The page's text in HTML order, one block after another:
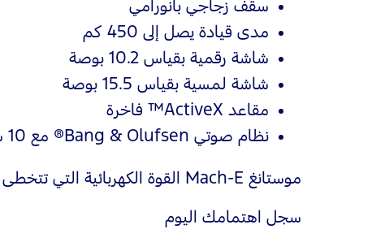
سقف زجاجي بانورامي
مدى قيادة يصل إلى 450 كم
شاشة رقمية بقياس 10.2 بوصة
شاشة لمسية بقياس 15.5 بوصة
مقاعد ActiveX™ فاخرة
نظام صوتي Bang & Olufsen® مع 10 سماعات
موستانغ Mach‑E القوة الكهربائية التي تتخطى التوقعات.
سجل اهتمامك اليوم